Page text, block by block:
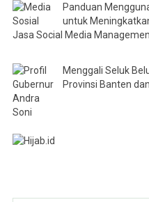
Panduan
untuk
Jasa Social Media
Menggali Seluk
Provinsi Banten